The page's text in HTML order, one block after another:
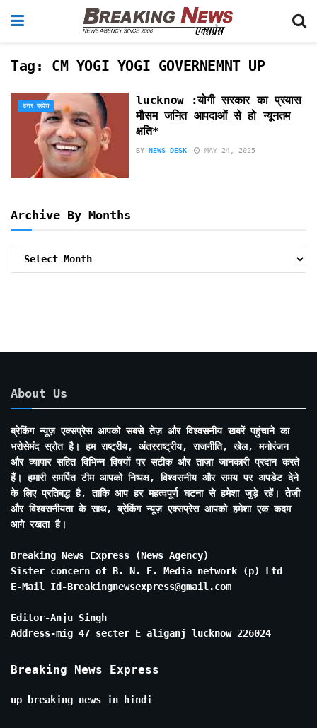
Tag: CM YOGI YOGI GOVERNEMNT UP
उत्तर प्रदेश
lucknow :योगी सरकार का प्रयास
मौसम जनित आपदाओं से हो न्यूनतम
क्षति*
BY NEWS-DESK MAY 24, 2025
Archive By Months
About Us
ब्रेकिंग न्यूज़ एक्सप्रेस आपको सबसे तेज़ और विश्वसनीय खबरें पहुंचाने का
भरोसेमंद स्रोत है। हम राष्ट्रीय, अंतरराष्ट्रीय, राजनीति, खेल, मनोरंजन
और व्यापार सहित विभिन्न विषयों पर सटीक और ताज़ा जानकारी प्रदान करते
हैं। हमारी समर्पित टीम आपको निष्पक्ष, विश्वसनीय और समय पर अपडेट देने
के लिए प्रतिबद्ध है, ताकि आप हर महत्वपूर्ण घटना से हमेशा जुड़े रहें। तेज़ी
और विश्वसनीयता के साथ, ब्रेकिंग न्यूज़ एक्सप्रेस आपको हमेशा एक कदम
आगे रखता है।
Breaking News Express (News Agency)
Sister concern of B. N. E. Media network (p) Ltd
E-Mail Id-Breakingnewsexpress@gmail.com
Editor-Anju Singh
Address-mig 47 secter E aliganj lucknow 226024
Breaking News Express
up breaking news in hindi